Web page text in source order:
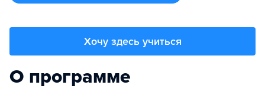
Хочу здесь учиться
О программе